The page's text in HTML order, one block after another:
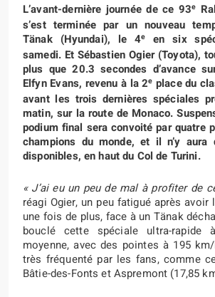
L’avant-dernière journée de ce 93e
s’est terminée par un nouveau
Tänak (Hyundai), le 4e
en six
samedi. Et Sébastien Ogier (Toyota),
plus que 20.3 secondes d’avance
Elfyn Evans, revenu à la 2e place du
avant les trois dernières spéciales
matin, sur la route de Monaco.
podium final sera convoité par quatre
champions du monde, et il n’y aura
disponibles, en haut du Col de Turini.
« J’ai eu un peu de mal à profiter de
réagi Ogier, un peu fatigué après
une fois de plus, face à un Tänak
bouclé cette spéciale ultra-
moyenne, avec des pointes à 195
très fréquenté par les fans, comme
Bâtie-des-Fonts et Aspremont (17,85